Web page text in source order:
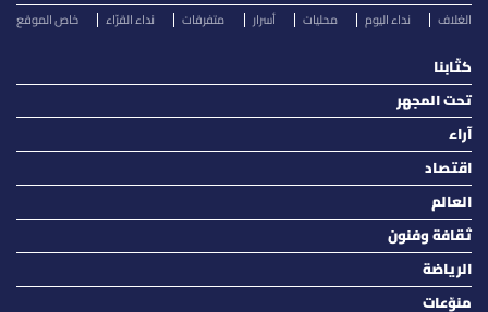
الغلاف نداء اليوم محليات أسرار متفرقات نداء القرّاء خاص الموقع
كتّابنا
تحت المجهر
آراء
اقتصاد
العالم
ثقافة وفنون
الرياضة
منوّعات